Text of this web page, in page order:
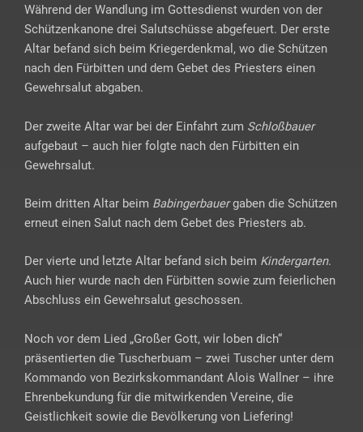
Während der Wandlung im Gottesdienst wurden von der
Schützenkanone drei Salutschüsse abgefeuert. Der erste
Altar befand sich beim Kriegerdenkmal, wo die Schützen
nach den Fürbitten und dem Gebet des Priesters einen
Gewehrsalut abgaben.
Der zweite Altar war bei der Einfahrt zum Schloßbauer
aufgebaut – auch hier folgte nach den Fürbitten ein
Gewehrsalut.
Beim dritten Altar beim Babingerbauergaben die Schützen
erneut einen Salut nach dem Gebet des Priesters ab.
Der vierte und letzte Altar befand sich beim Kindergarten.
Auch hier wurde nach den Fürbitten sowie zum feierlichen
Abschluss ein Gewehrsalut geschossen.
Noch vor dem Lied „Großer Gott, wir loben dich“
präsentierten die Tuscherbuam – zwei Tuscher unter dem
Kommando von Bezirkskommandant Alois Wallner – ihre
Ehrenbekundung für die mitwirkenden Vereine, die
Geistlichkeit sowie die Bevölkerung von Liefering!